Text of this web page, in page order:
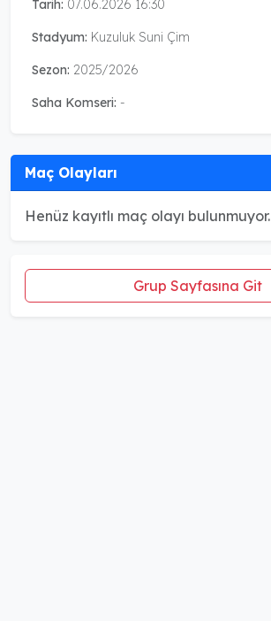
Tarih: 07.06.2026 16:30
Stadyum: Kuzuluk Suni Çim
Sezon: 2025/2026
Saha Komseri: -
Maç Olayları
Henüz kayıtlı maç olayı bulunmuyor.
Grup Sayfasına Git